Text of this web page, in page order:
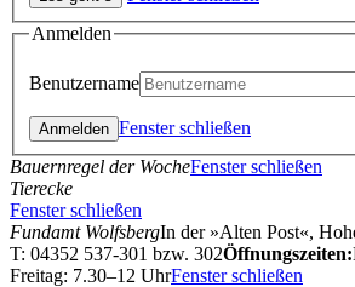
Anmelden
Benutzername
Fenster schließen
Bauernregel der WocheFenster schließen
Tierecke
Fenster schließen
Fundamt WolfsbergIn der »Alten Post«,
T: 04352 537-301 bzw. 302Öffnungszeiten:
Freitag: 7.30–12 UhrFenster schließen